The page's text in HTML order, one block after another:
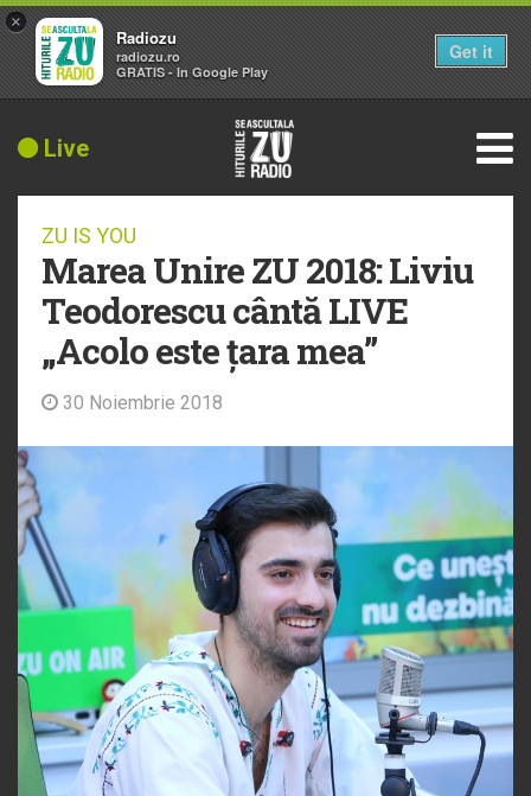
Live
ZU IS YOU
Marea Unire ZU 2018: Liviu
Teodorescu cântă LIVE
„Acolo este țara mea”
30 Noiembrie 2018
×
Radiozu
radiozu.ro
GRATIS - In Google Play
Get it